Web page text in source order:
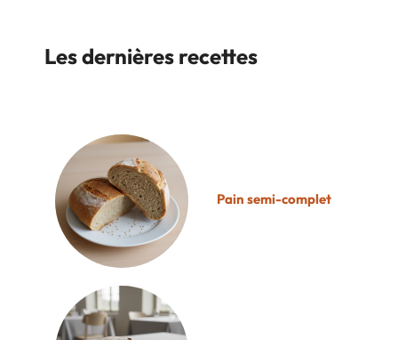
Les dernières recettes
Pain semi-complet